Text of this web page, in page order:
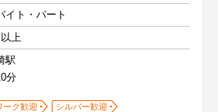
イト・パート
上
駅
分
ーク歓迎
シルバー歓迎